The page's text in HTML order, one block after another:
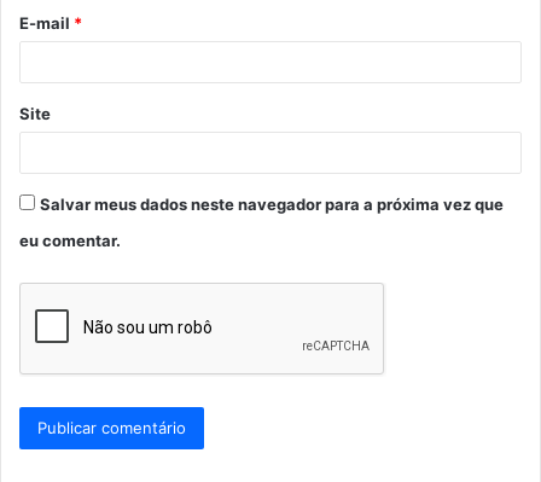
*
E-mail *
Site
Salvar meus dados neste navegador para a próxima vez que
eu comentar.